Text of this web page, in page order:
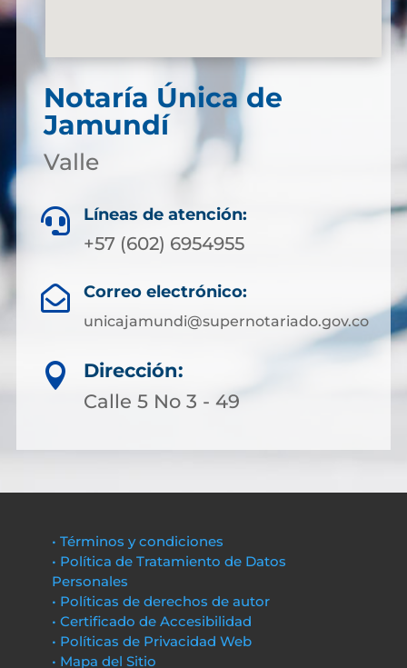
Notaría Única de
Jamundí
Valle
 Líneas de atención:
+57 (602) 6954955
 Correo electrónico:
unicajamundi@supernotariado.gov.co

Dirección:
Calle 5 No 3 - 49
• Términos y condiciones
• Política de Tratamiento de Datos
Personales
• Políticas de derechos de autor
• Certificado de Accesibilidad
• Políticas de Privacidad Web
• Mapa del Sitio